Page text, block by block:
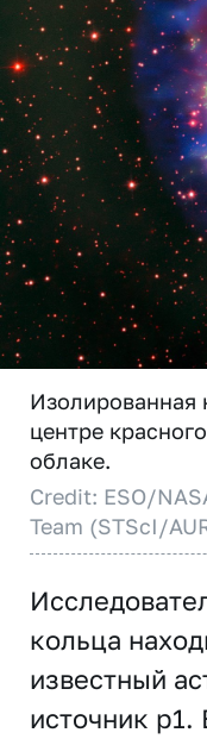
Изолированная
центре
облаке.
Credit: ESO/
Team (STScI/
кольца
известный
источник p1.